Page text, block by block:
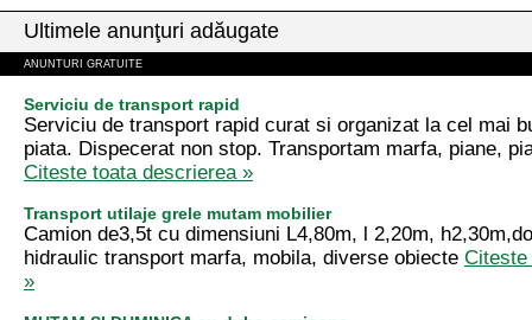
Ultimele anunţuri adăugate
ANUNTURI GRATUITE
Serviciu de transport rapid
Serviciu de transport rapid curat si organizat la cel mai
piata. Dispecerat non stop. Transportam marfa, piane,
Citeste toata descrierea »
Transport utilaje grele mutam mobilier
Camion de3,5t cu dimensiuni L4,80m, l 2,20m,
hidraulic transport marfa, mobila, diverse obiecte Citeste
»